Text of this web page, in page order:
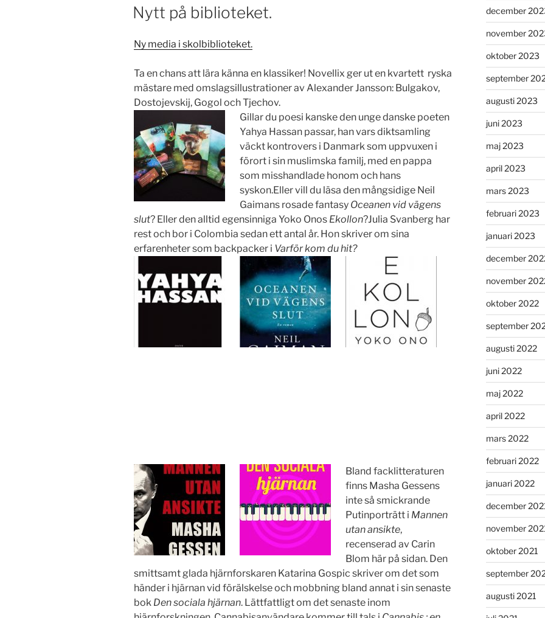
Nytt på biblioteket.
Ny media i skolbiblioteket.
Ta en chans att lära känna en klassiker! Novellix ger ut en kvartett ryska
mästare med omslagsillustrationer av Alexander Jansson: Bulgakov,
Dostojevskij, Gogol och Tjechov.
Gillar du poesi kanske den unge danske poeten
Yahya Hassan passar, han vars diktsamling
väckt kontrovers i Danmark som uppvuxen i
förort i sin muslimska familj, med en pappa
som misshandlade honom och hans
syskon.Eller vill du läsa den mångsidige Neil
Gaimans rosade fantasy Oceanen vid vägens
slut? Eller den alltid egensinniga Yoko Onos Ekollon?Julia Svanberg har
rest och bor i Colombia sedan ett antal år. Hon skriver om sina
erfarenheter som backpacker i Varför kom du hit?
Bland facklitteraturen
finns Masha Gessens
inte så smickrande
Putinporträtt i Mannen
utan ansikte,
recenserad av Carin
Blom här på sidan. Den
smittsamt glada hjärnforskaren Katarina Gospic skriver om det som
händer i hjärnan vid förälskelse och mobbning bland annat i sin senaste
bok Den sociala hjärnan. Lättfattligt om det senaste inom
december
november
oktober 2023
september
augusti 2023
juni 2023
maj 2023
april 2023
mars 2023
februari 2023
januari 2023
december
november
oktober 2022
september
augusti 2022
juni 2022
maj 2022
april 2022
mars 2022
februari 2022
januari 2022
december
november
oktober 2021
september
augusti 2021